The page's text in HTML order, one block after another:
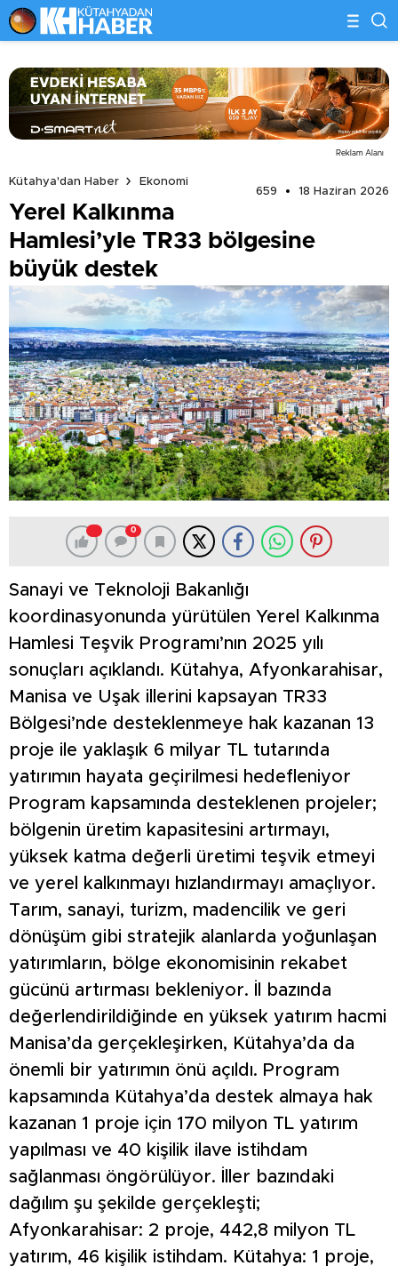
Reklam Alanı
Kütahya'dan Haber
Ekonomi
659
18 Haziran 2026
Yerel Kalkınma
Hamlesi’yle TR33 bölgesine
büyük destek
0
Sanayi ve Teknoloji Bakanlığı
koordinasyonunda yürütülen Yerel Kalkınma
Hamlesi Teşvik Programı’nın 2025 yılı
sonuçları açıklandı. Kütahya, Afyonkarahisar,
Manisa ve Uşak illerini kapsayan TR33
Bölgesi’nde desteklenmeye hak kazanan 13
proje ile yaklaşık 6 milyar TL tutarında
yatırımın hayata geçirilmesi hedefleniyor
Program kapsamında desteklenen projeler;
bölgenin üretim kapasitesini artırmayı,
yüksek katma değerli üretimi teşvik etmeyi
ve yerel kalkınmayı hızlandırmayı amaçlıyor.
Tarım, sanayi, turizm, madencilik ve geri
dönüşüm gibi stratejik alanlarda yoğunlaşan
yatırımların, bölge ekonomisinin rekabet
gücünü artırması bekleniyor. İl bazında
değerlendirildiğinde en yüksek yatırım hacmi
Manisa’da gerçekleşirken, Kütahya’da da
önemli bir yatırımın önü açıldı. Program
kapsamında Kütahya’da destek almaya hak
kazanan 1 proje için 170 milyon TL yatırım
yapılması ve 40 kişilik ilave istihdam
sağlanması öngörülüyor. İller bazındaki
dağılım şu şekilde gerçekleşti;
Afyonkarahisar: 2 proje, 442,8 milyon TL
yatırım, 46 kişilik istihdam. Kütahya: 1 proje,